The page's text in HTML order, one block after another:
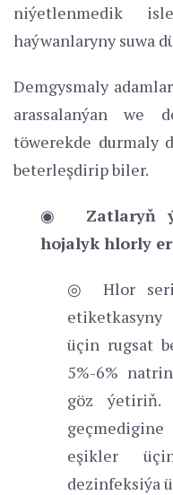
niýetlenmedik
haýwanlaryny suwa
Demgysmaly
arassalanýan we
töwerekde durmaly
beterleşdirip biler.
◉
Zatlaryň
hojalyk hlorly
◎ Hlor
etiketkasyny
üçin rugsat
5%-6%
göz ýetiriň.
eşikler
dezinfeksiýa